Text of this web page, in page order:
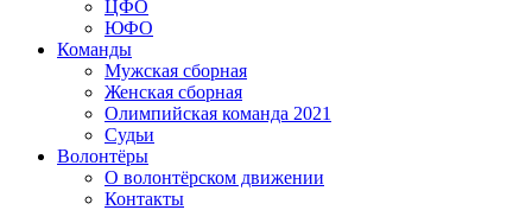
ЦФО
ЮФО
Команды
Мужская сборная
Женская сборная
Олимпийская команда 2021
Судьи
Волонтёры
О волонтёрском движении
Контакты